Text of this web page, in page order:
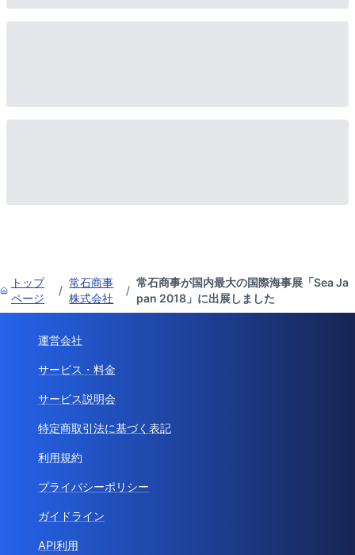
トップ
ページ
/
常石商事
株式会社
/
常石商事が国内最大の国際海事展「Sea Ja
pan 2018」に出展しました
運営会社
サービス・料金
サービス説明会
特定商取引法に基づく表記
利用規約
プライバシーポリシー
ガイドライン
API利用